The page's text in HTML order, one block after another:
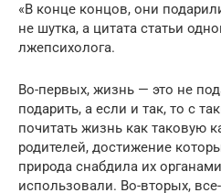
«В конце концов, они
не шутка, а цитата статьи
лжепсихолога.
Во-первых, жизнь — это не
подарить, а если и так, то с
почитать жизнь как таковую
родителей, достижение
природа снабдила их
использовали. Во-вторых,